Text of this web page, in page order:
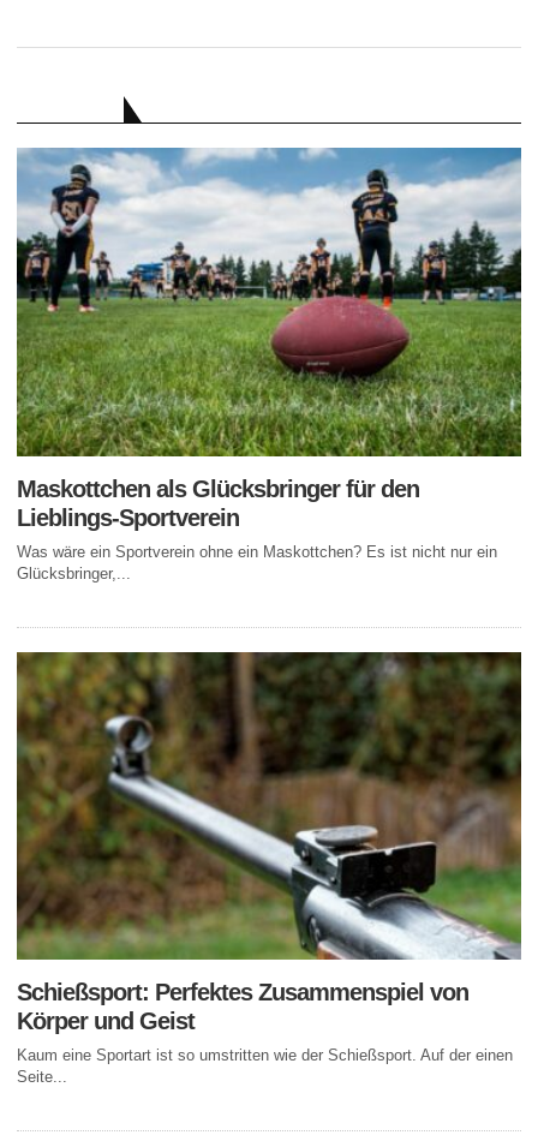
Maskottchen als Glücksbringer für den
Lieblings-Sportverein
Was wäre ein Sportverein ohne ein Maskottchen? Es ist nicht nur ein
Glücksbringer,...
Schießsport: Perfektes Zusammenspiel von
Körper und Geist
Kaum eine Sportart ist so umstritten wie der Schießsport. Auf der einen
Seite...